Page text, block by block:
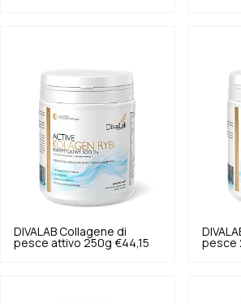
DIVALAB Collagene di
pesce attivo 250g €44,15
pesce